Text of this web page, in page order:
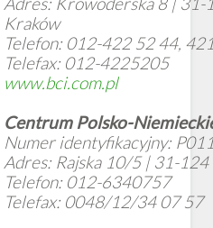
Kraków
Telefon: 012-422 52 44,
Telefax: 012-4225205
www.bci.com.pl
Centrum Polsko-
Numer identyfikacyjny:
Adres: Rajska 10/5 | 31-
Telefon: 012-6340757
Telefax: 0048/12/34 07 57